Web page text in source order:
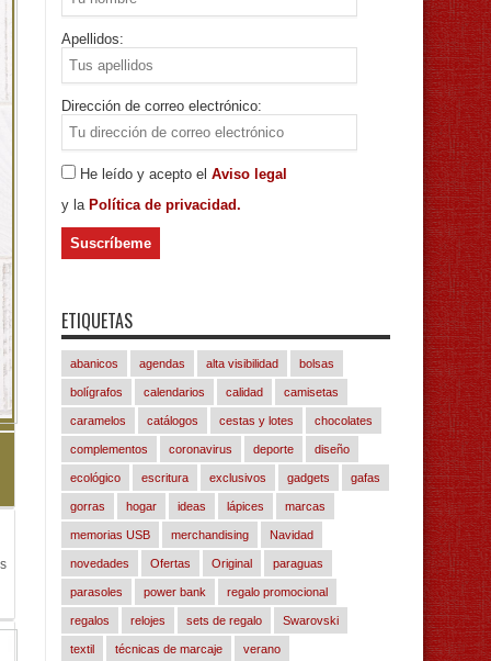
Apellidos:
Dirección de correo electrónico:
He leído y acepto el Aviso legal
y la Política de privacidad.
ETIQUETAS
abanicos agendas alta visibilidad bolsas
bolígrafos calendarios calidad camisetas
caramelos catálogos cestas y lotes chocolates
complementos coronavirus deporte diseño
ecológico escritura exclusivos gadgets gafas
gorras hogar ideas lápices marcas
memorias USB merchandising Navidad
novedades Ofertas Original paraguas
parasoles power bank regalo promocional
regalos relojes sets de regalo Swarovski
textil técnicas de marcaje verano